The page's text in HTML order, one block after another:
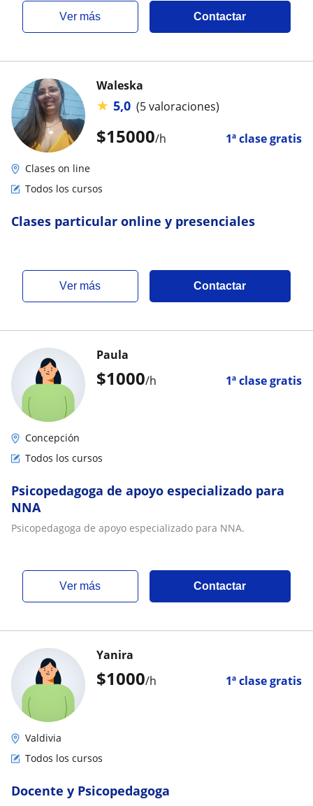
ver más Contactar
$15000/h 1ª clase gratis
Waleska
★ 5,0 (5 valoraciones)
Clases on line
Todos los cursos
Clases particular online y presenciales
ver más Contactar
$1000/h 1ª clase gratis
Paula
Concepción
Todos los cursos
Psicopedagoga de apoyo especializado para
NNA
Psicopedagoga de apoyo especializado para NNA.
ver más Contactar
$1000/h 1ª clase gratis
Yanira
Valdivia
Todos los cursos
Docente y Psicopedagoga